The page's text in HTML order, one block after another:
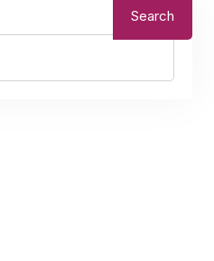
Search